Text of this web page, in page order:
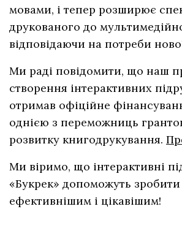
мовами, і тепер розширює
друкованого до
відповідаючи на потреби
Ми раді повідомити, що наш
створення інтерактивних
отримав офіційне
однією з переможниць
розвитку книгодрукування.
Ми віримо, що інтерактивні
«Букрек» допоможуть
ефективнішим і цікавішим!